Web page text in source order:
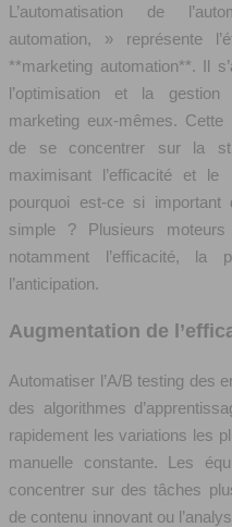
L’automatisation de
automation, » représente
**marketing automation**. Il
l’optimisation et la gestion
marketing eux-mêmes.
de se concentrer sur la
maximisant l’efficacité et
pourquoi est-ce si important
simple ? Plusieurs
notamment l’efficacité, la
l’anticipation.
Augmentation de
Automatiser l’A/B testing des
des algorithmes
rapidement les variations les
manuelle constante. Les
concentrer sur des tâches
de contenu innovant ou